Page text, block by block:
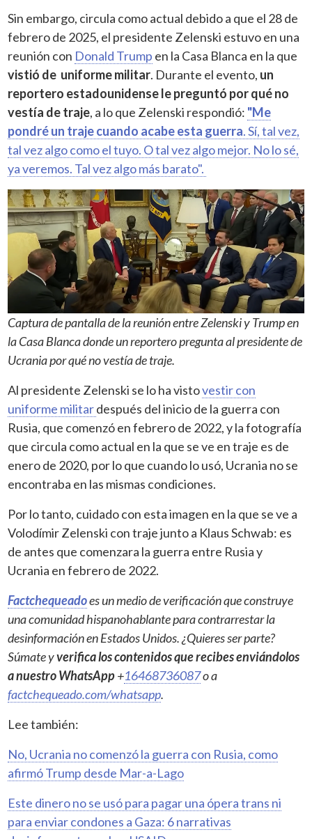
Sin embargo, circula como actual debido a que el 28 de
febrero de 2025, el presidente Zelenski estuvo en una
reunión con Donald Trump en la Casa Blanca en la que
vistió de uniforme militar. Durante el evento, un
reportero estadounidense le preguntó por qué no
vestía de traje, a lo que Zelenski respondió: "Me
pondré un traje cuando acabe esta guerra. Sí, tal vez,
tal vez algo como el tuyo. O tal vez algo mejor. No lo sé,
ya veremos. Tal vez algo más barato".
Captura de pantalla de la reunión entre Zelenski y Trump en
la Casa Blanca donde un reportero pregunta al presidente de
Ucrania por qué no vestía de traje.
Al presidente Zelenski se lo ha vistovestir con
uniforme militardespués del inicio de la guerra con
Rusia, que comenzó en febrero de 2022, y la fotografía
que circula como actual en la que se ve en traje es de
enero de 2020, por lo que cuando lo usó, Ucrania no se
encontraba en las mismas condiciones.
Por lo tanto, cuidado con esta imagen en la que se ve a
Volodímir Zelenski con traje junto a Klaus Schwab: es
de antes que comenzara la guerra entre Rusia y
Ucrania en febrero de 2022.
Factchequeadoes un medio de verificación que construye
una comunidad hispanohablante para contrarrestar la
desinformación en Estados Unidos. ¿Quieres ser parte?
Súmate yverifica los contenidos que recibes enviándolos
a nuestro WhatsApp+16468736087o a
factchequeado.com/whatsapp.
Lee también:
No, Ucrania no comenzó la guerra con Rusia, como
afirmó Trump desde Mar-a-Lago
Este dinero no se usó para pagar una ópera trans ni
para enviar condones a Gaza: 6 narrativas